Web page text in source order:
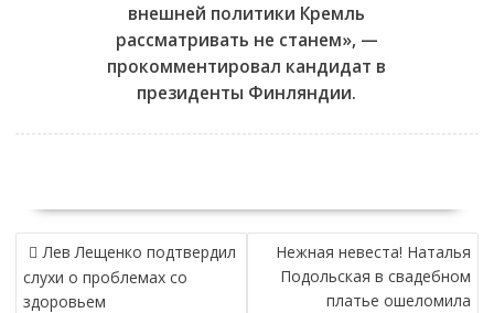
внешней политики Кремль
рассматривать не станем», —
прокомментировал кандидат в
президенты Финляндии.
НАВИГАЦИЯ
ПО
ЗАПИСЯМ
Лев Лещенко подтвердил
слухи о проблемах со
здоровьем
Нежная невеста! Наталья
Подольская в свадебном
платье ошеломила